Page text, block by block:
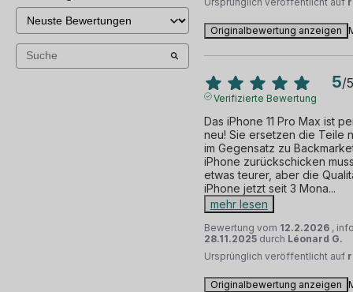
Originalbewertung anzeigen
5/5
Verifizierte Bewertung
Das iPhone 11 Pro Max ist
neu! Sie ersetzen die Teile
im Gegensatz zu
iPhone zurückschicken
etwas teurer, aber die
iPhone jetzt seit 3 Mona...
mehr lesen
Bewertung vom 12.2.2026 ,
28.11.2025 durch Léonard G.
Ursprünglich veröffentlicht auf
Originalbewertung anzeigen